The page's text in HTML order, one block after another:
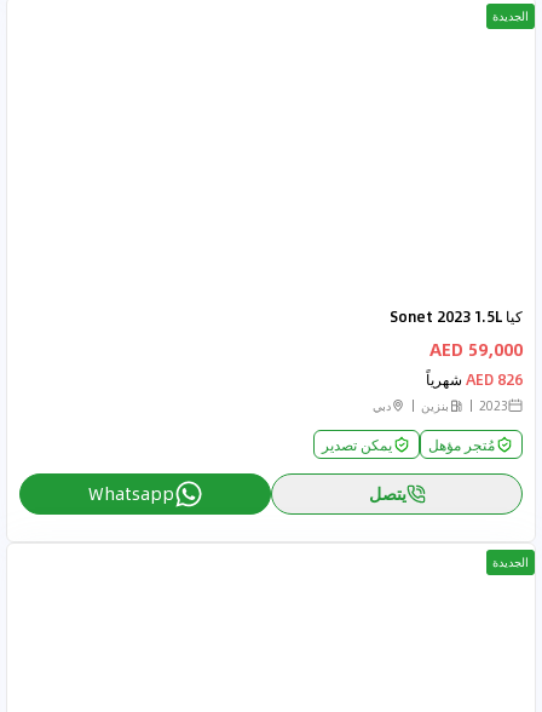
الجديدة
كيا Sonet 2023 1.5L
59,000 AED
826 AED شهرياً
2023 بنزين دبي
مُتجر مؤهل يمكن تصدير
يتصل Whatsapp
الجديدة